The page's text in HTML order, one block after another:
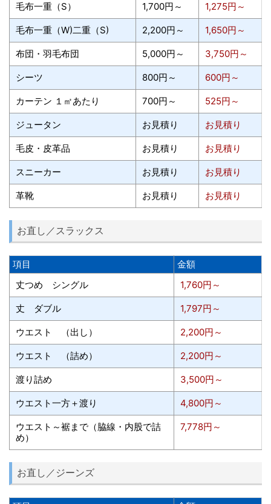
毛布一重（S） 1,700円～ 1,275円～
毛布一重（W)二重（S) 2,200円～ 1,650円～
布団・羽毛布団 5,000円～ 3,750円～
シーツ 800円～ 600円～
カーテン １㎡あたり 700円～ 525円～
ジュータン お見積り お見積り
毛皮・皮革品 お見積り お見積り
スニーカー お見積り お見積り
革靴 お見積り お見積り
お直し／スラックス
項目
金額
丈つめ シングル
1,760円～
丈 ダブル 1,797円～
ウエスト （出し） 2,200円～
ウエスト （詰め） 2,200円～
渡り詰め 3,500円～
ウエスト一方＋渡り 4,800円～
ウエスト～裾まで（脇線・内股で詰
め）
7,778円～
お直し／ジーンズ